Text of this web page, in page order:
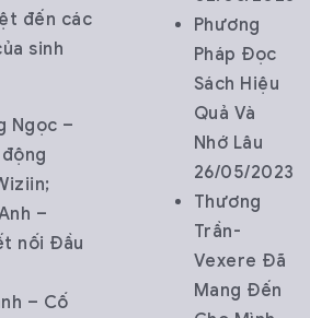
đến các
sinh
Ngọc –
–
nối Đầu
– Cố
Phương
Pháp Đọc
Sách Hiệu
Quả Và
Nhớ Lâu
26/05/2023
Thương
Trần-
Vexere Đã
Mang Đến